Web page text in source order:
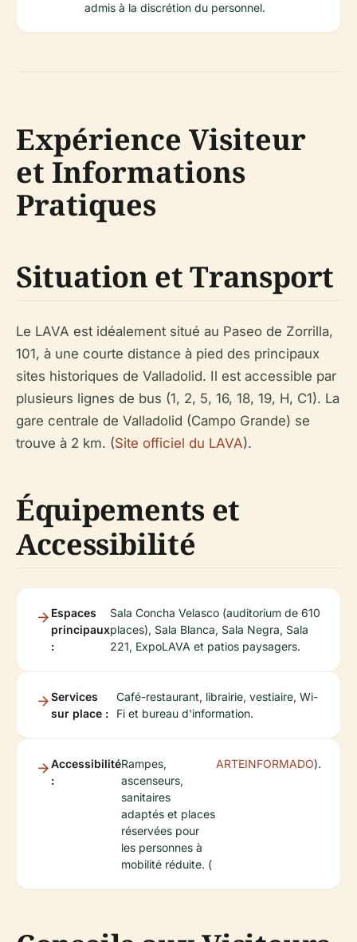
admis à la discrétion du personnel.
Expérience Visiteur
et Informations
Pratiques
Situation et Transport
Le LAVA est idéalement situé au Paseo de Zorrilla,
101, à une courte distance à pied des principaux
sites historiques de Valladolid. Il est accessible par
plusieurs lignes de bus (1, 2, 5, 16, 18, 19, H, C1). La
gare centrale de Valladolid (Campo Grande) se
trouve à 2 km. (Site officiel du LAVA).
Équipements et
Accessibilité
Espaces
principaux
:
Sala Concha Velasco (auditorium de 610
places), Sala Blanca, Sala Negra, Sala
221, ExpoLAVA et patios paysagers.
Services
sur place :
Café-restaurant, librairie, vestiaire, Wi-
Fi et bureau d'information.
Accessibilité
:
Rampes,
ascenseurs,
sanitaires
adaptés et places
réservées pour
les personnes à
mobilité réduite. (
ARTEINFORMADO).